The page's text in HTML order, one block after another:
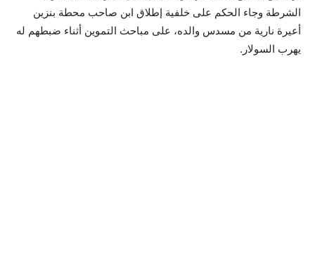
الشرطة وجاء الحكم على خلفية إطلاق ابن صاحب محطة بنزين
أعيرة نارية من مسدس والده، على مباحث التموين أثناء ضبطهم له
يهرب السولار.